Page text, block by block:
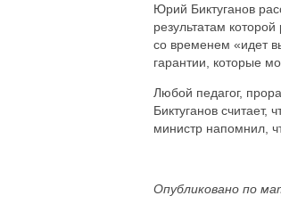
Юрий Биктуганов
результатам
со временем «идет
гарантии, которые
Любой педагог,
Биктуганов считает,
министр напомнил,
Опубликовано по